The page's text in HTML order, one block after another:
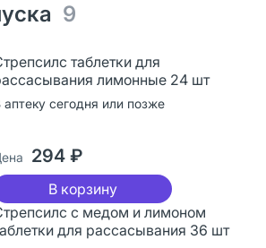
9
таблетки для
лимонные 24 шт
аптеку сегодня или позже
294 ₽
В корзину
с медом и лимоном
для рассасывания 36 шт